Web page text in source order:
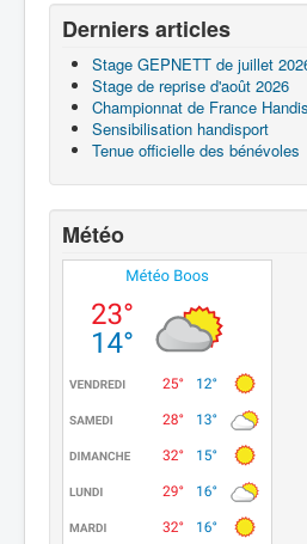
Derniers articles
Stage GEPNETT de juillet
Stage de reprise d'août 2026
Championnat de France
Sensibilisation handisport
Tenue officielle des bénévoles
Météo